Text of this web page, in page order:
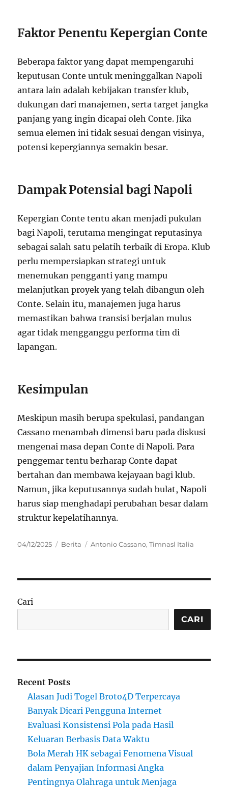
Faktor Penentu Kepergian Conte
Beberapa faktor yang dapat mempengaruhi
keputusan Conte untuk meninggalkan Napoli
antara lain adalah kebijakan transfer klub,
dukungan dari manajemen, serta target jangka
panjang yang ingin dicapai oleh Conte. Jika
semua elemen ini tidak sesuai dengan visinya,
potensi kepergiannya semakin besar.
Dampak Potensial bagi Napoli
Kepergian Conte tentu akan menjadi pukulan
bagi Napoli, terutama mengingat reputasinya
sebagai salah satu pelatih terbaik di Eropa. Klub
perlu mempersiapkan strategi untuk
menemukan pengganti yang mampu
melanjutkan proyek yang telah dibangun oleh
Conte. Selain itu, manajemen juga harus
memastikan bahwa transisi berjalan mulus
agar tidak mengganggu performa tim di
lapangan.
Kesimpulan
Meskipun masih berupa spekulasi, pandangan
Cassano menambah dimensi baru pada diskusi
mengenai masa depan Conte di Napoli. Para
penggemar tentu berharap Conte dapat
bertahan dan membawa kejayaan bagi klub.
Namun, jika keputusannya sudah bulat, Napoli
harus siap menghadapi perubahan besar dalam
struktur kepelatihannya.
Posted
04/12/2025 Categories
Berita Tags
Antonio Cassano,Timnasl Italia
Cari
CARI
Recent Posts
Alasan Judi Togel Broto4D Terpercaya
Banyak Dicari Pengguna Internet
Evaluasi Konsistensi Pola pada Hasil
Keluaran Berbasis Data Waktu
Bola Merah HK sebagai Fenomena Visual
dalam Penyajian Informasi Angka
Pentingnya Olahraga untuk Menjaga